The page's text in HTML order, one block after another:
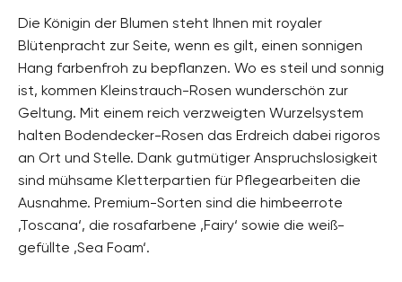
Die Königin der Blumen steht Ihnen mit royaler
Blütenpracht zur Seite, wenn es gilt, einen sonnigen
Hang farbenfroh zu bepflanzen. Wo es steil und sonnig
ist, kommen Kleinstrauch-Rosen wunderschön zur
Geltung. Mit einem reich verzweigten Wurzelsystem
halten Bodendecker-Rosen das Erdreich dabei rigoros
an Ort und Stelle. Dank gutmütiger Anspruchslosigkeit
sind mühsame Kletterpartien für Pflegearbeiten die
Ausnahme. Premium-Sorten sind die himbeerrote
‚Toscana‘, die rosafarbene ‚Fairy‘ sowie die weiß-
gefüllte ‚Sea Foam‘.